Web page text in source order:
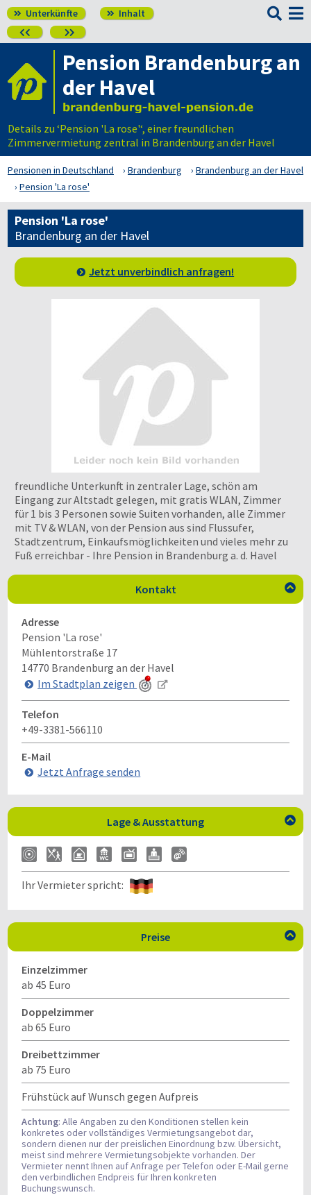
 Unterkünfte  Inhalt
 

Pension Brandenburg an
der Havel
Details zu ‘Pension 'La rose'‘, einer freundlichen
Zimmervermietung zentral in Brandenburg an der Havel
Pensionen in Deutschland Brandenburg
Brandenburg an der Havel
Pension 'La rose'
Pension 'La rose'
Brandenburg an der Havel
Jetzt unverbindlich anfragen!
freundliche Unterkunft in zentraler Lage, schön am
Eingang zur Altstadt gelegen, mit gratis WLAN, Zimmer
für 1 bis 3 Personen sowie Suiten vorhanden, alle Zimmer
mit TV & WLAN, von der Pension aus sind Flussufer,
Stadtzentrum, Einkaufsmöglichkeiten und vieles mehr zu
Fuß erreichbar - Ihre Pension in Brandenburg a. d. Havel
Kontakt 
Adresse
Pension 'La rose'
Mühlentorstraße 17
14770 Brandenburg an der Havel
Im Stadtplan zeigen
Telefon
+49-3381-566110
E-Mail
Jetzt Anfrage senden
Lage & Ausstattung 
Ihr Vermieter spricht:
Preise 
Einzelzimmer
ab 45 Euro
Doppelzimmer
ab 65 Euro
Dreibettzimmer
ab 75 Euro
Frühstück auf Wunsch gegen Aufpreis
Achtung: Alle Angaben zu den Konditionen stellen kein
konkretes oder vollständiges Vermietungsangebot dar,
sondern dienen nur der preislichen Einordnung bzw. Übersicht,
meist sind mehrere Vermietungsobjekte vorhanden. Der
Vermieter nennt Ihnen auf Anfrage per Telefon oder E-Mail gerne
den verbindlichen Endpreis für Ihren konkreten
Buchungswunsch.